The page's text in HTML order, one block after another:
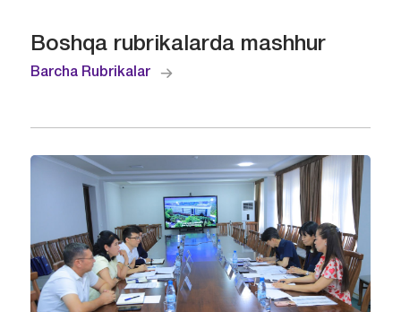
Boshqa rubrikalarda mashhur
Barcha Rubrikalar